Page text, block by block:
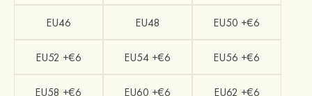
EU46 EU48 EU50 +€6
EU52 +€6 EU54 +€6 EU56 +€6
EU58 +€6 EU60 +€6 EU62 +€6